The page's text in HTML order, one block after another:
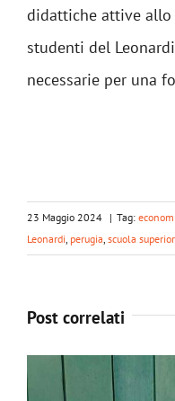
didattiche attive
studenti del
necessarie per una
23 Maggio 2024 | Tag:
Leonardi perugia scuola
Post correlati